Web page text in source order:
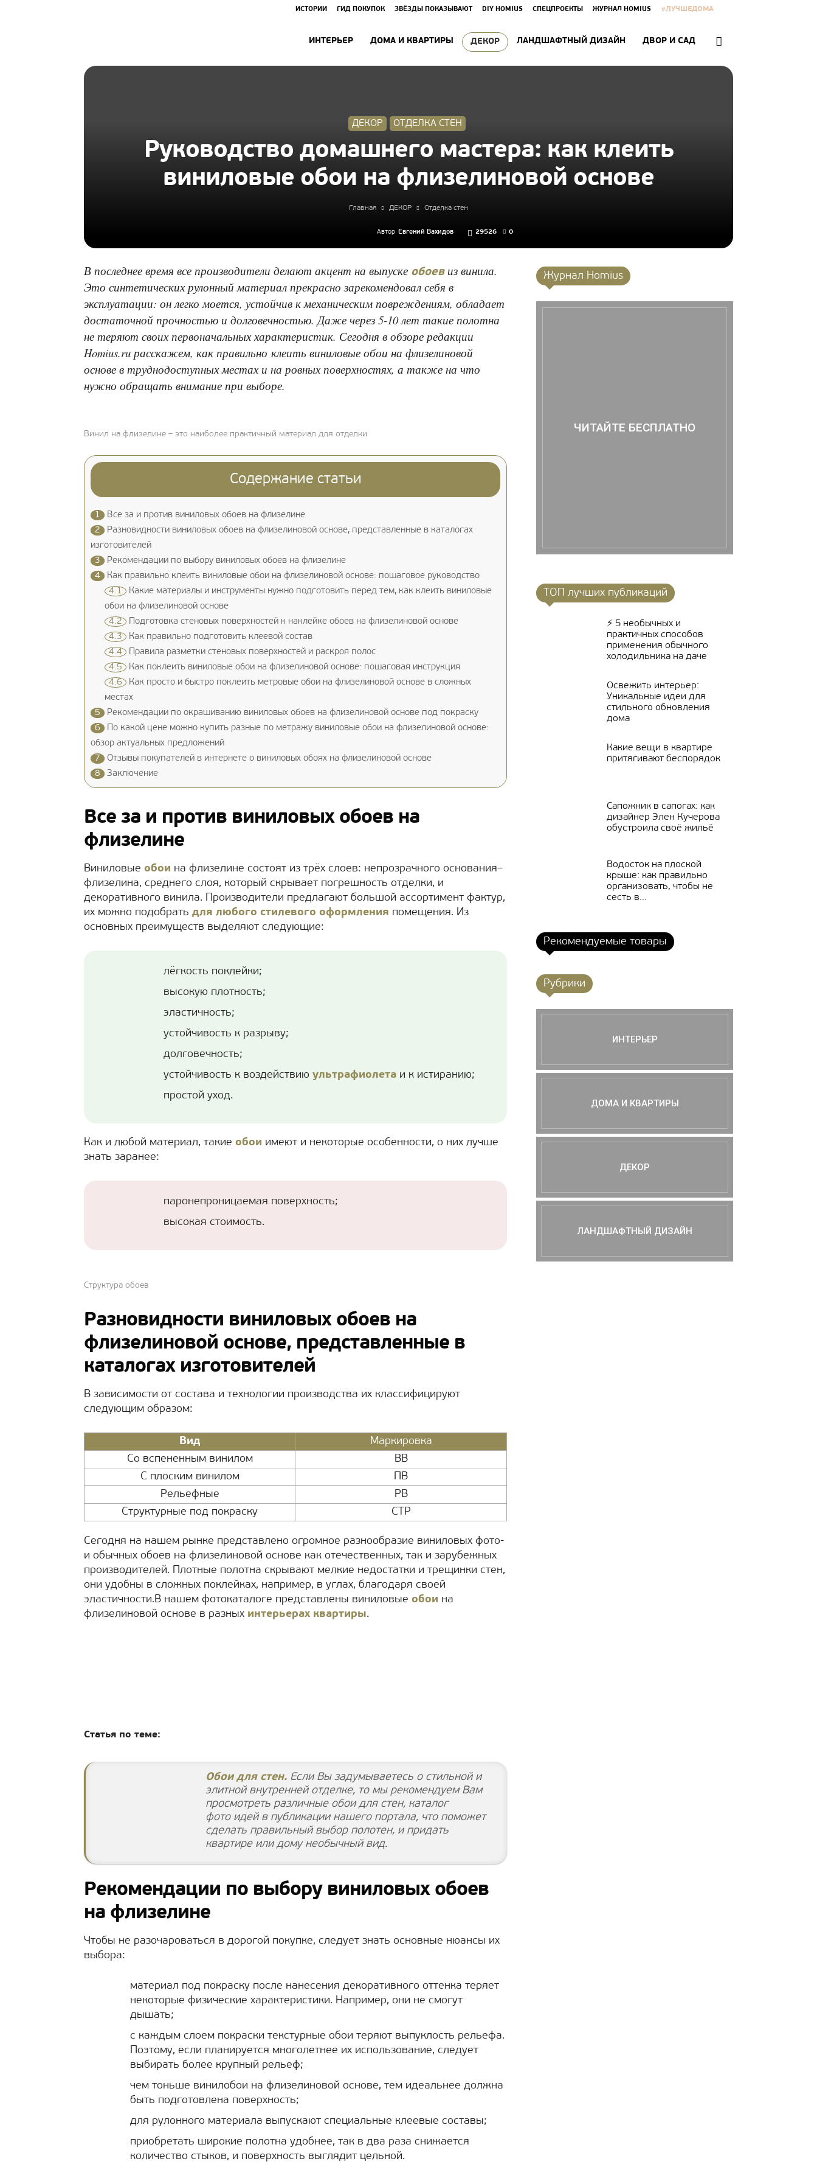
ИСТОРИИ ГИД ПОКУПОК ЗВЁЗДЫ ПОКАЗЫВАЮТ DIY HOMIUS СПЕЦПРОЕКТЫ ЖУРНАЛ HOMIUS #ЛУЧШЕДОМА
ИНТЕРЬЕР ДОМА И КВАРТИРЫ ДЕКОР ЛАНДШАФТНЫЙ ДИЗАЙН ДВОР И САД
ДЕКОР ОТДЕЛКА СТЕН
Руководство домашнего мастера: как клеить
виниловые обои на флизелиновой основе
Главная ДЕКОР Отделка стен
Автор Евгений Вахидов 29526 0
В последнее время все производители делают акцент на выпуске обоевиз винила.
Это синтетических рулонный материал прекрасно зарекомендовал себя в
эксплуатации: он легко моется, устойчив к механическим повреждениям, обладает
достаточной прочностью и долговечностью. Даже через 5-10 лет такие полотна
не теряют своих первоначальных характеристик. Сегодня в обзоре редакции
Homius.ru расскажем, как правильно клеить виниловые обои на флизелиновой
основе в труднодоступных местах и на ровных поверхностях, а также на что
нужно обращать внимание при выборе.
Винил на флизелине – это наиболее практичный материал для отделки
Содержание статьи
1
Все за и против виниловых обоев на флизелине
2
Разновидности виниловых обоев на флизелиновой основе, представленные в каталогах
изготовителей
3
Рекомендации по выбору виниловых обоев на флизелине
4
Как правильно клеить виниловые обои на флизелиновой основе: пошаговое руководство
4.1 Какие материалы и инструменты нужно подготовить перед тем, как клеить виниловые
обои на флизелиновой основе
4.2 Подготовка стеновых поверхностей к наклейке обоев на флизелиновой основе
4.3 Как правильно подготовить клеевой состав
4.4 Правила разметки стеновых поверхностей и раскроя полос
4.5 Как поклеить виниловые обои на флизелиновой основе: пошаговая инструкция
4.6 Как просто и быстро поклеить метровые обои на флизелиновой основе в сложных
местах
5
Рекомендации по окрашиванию виниловых обоев на флизелиновой основе под покраску
6
По какой цене можно купить разные по метражу виниловые обои на флизелиновой основе:
обзор актуальных предложений
7
Отзывы покупателей в интернете о виниловых обоях на флизелиновой основе
8
Заключение
Все за и против виниловых обоев на
флизелине
Виниловые обои на флизелине состоят из трёх слоев: непрозрачного основания–
флизелина, среднего слоя, который скрывает погрешность отделки, и
декоративного винила. Производители предлагают большой ассортимент фактур,
их можно подобрать для любого стилевого оформления помещения. Из
основных преимуществ выделяют следующие:
лёгкость поклейки;
высокую плотность;
эластичность;
устойчивость к разрыву;
долговечность;
устойчивость к воздействию ультрафиолета и к истиранию;
простой уход.
Как и любой материал, такие обои имеют и некоторые особенности, о них лучше
знать заранее:
паронепроницаемая поверхность;
высокая стоимость.
Структура обоев
Разновидности виниловых обоев на
флизелиновой основе, представленные в
каталогах изготовителей
В зависимости от состава и технологии производства их классифицируют
следующим образом:
Вид
Маркировка
Со вспененным винилом
ВВ
С плоским винилом
ПВ
Рельефные
РВ
Структурные под покраску
СТР
Сегодня на нашем рынке представлено огромное разнообразие виниловых фото-
и обычных обоев на флизелиновой основе как отечественных, так и зарубежных
производителей. Плотные полотна скрывают мелкие недостатки и трещинки стен,
они удобны в сложных поклейках, например, в углах, благодаря своей
эластичности.В нашем фотокаталоге представлены виниловые обои на
флизелиновой основе в разных интерьерах квартиры.
Статья по теме:
Обои для стен. Если Вы задумываетесь о стильной и
элитной внутренней отделке, то мы рекомендуем Вам
просмотреть различные обои для стен, каталог
фото идей в публикации нашего портала, что поможет
сделать правильный выбор полотен, и придать
квартире или дому необычный вид.
Рекомендации по выбору виниловых обоев
на флизелине
Чтобы не разочароваться в дорогой покупке, следует знать основные нюансы их
выбора:
материал под покраску после нанесения декоративного оттенка теряет
некоторые физические характеристики. Например, они не смогут
дышать;
с каждым слоем покраски текстурные обои теряют выпуклость рельефа.
Поэтому, если планируется многолетнее их использование, следует
выбирать более крупный рельеф;
чем тоньше винилобои на флизелиновой основе, тем идеальнее должна
быть подготовлена поверхность;
для рулонного материала выпускают специальные клеевые составы;
приобретать широкие полотна удобнее, так в два раза снижается
количество стыков, и поверхность выглядит цельной.
Журнал Homius
ЧИТАЙТЕ БЕСПЛАТНО
ТОП лучших публикаций
⚡ 5 необычных и
практичных способов
применения обычного
холодильника на даче
Освежить интерьер:
Уникальные идеи для
стильного обновления
дома
Какие вещи в квартире
притягивают беспорядок
Сапожник в сапогах: как
дизайнер Элен Кучерова
обустроила своё жильё
Водосток на плоской
крыше: как правильно
организовать, чтобы не
сесть в...
Рекомендуемые товары
Рубрики
ИНТЕРЬЕР
ДОМА И КВАРТИРЫ
ДЕКОР
ЛАНДШАФТНЫЙ ДИЗАЙН